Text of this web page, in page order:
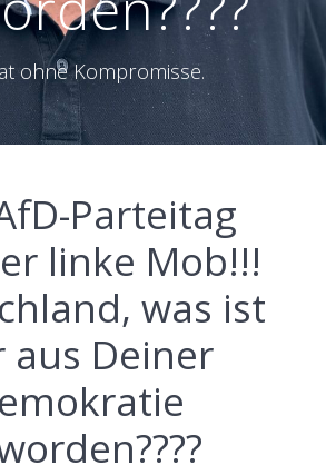
ohne Kompromisse.
Parteitag
linke Mob!!!
was ist
aus Deiner